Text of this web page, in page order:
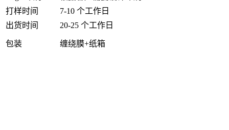
打样时间
7-10 个工作日
出货时间
20-25 个工作日
包装 缠绕膜+纸箱